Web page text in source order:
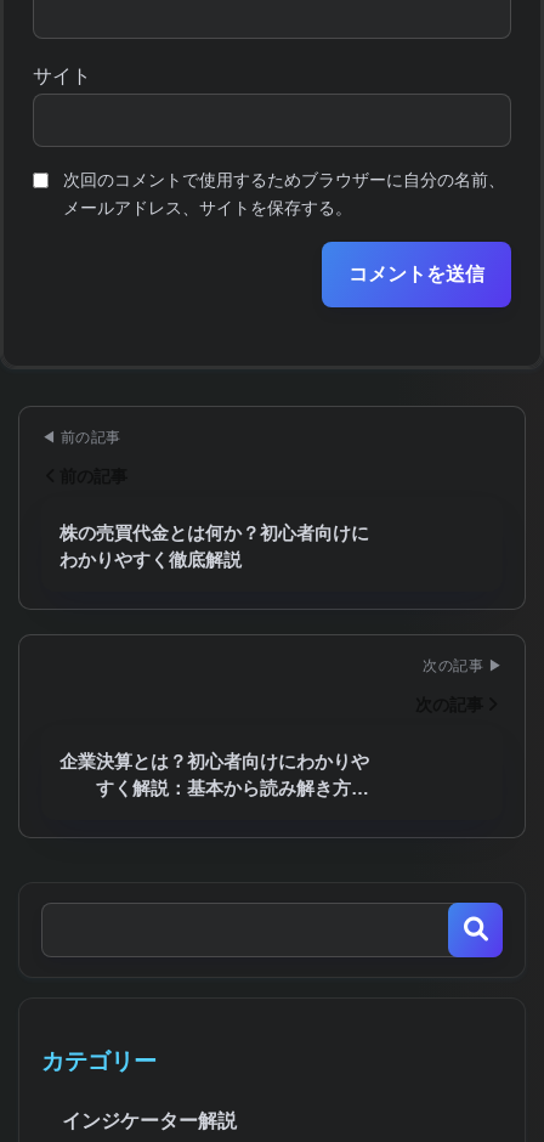
サイト
次回のコメントで使用するためブラウザーに自分の名前、
メールアドレス、サイトを保存する。
株の売買代金とは何か？初心者向けに
わかりやすく徹底解説
企業決算とは？初心者向けにわかりや
すく解説：基本から読み解き方…
カテゴリー
インジケーター解説